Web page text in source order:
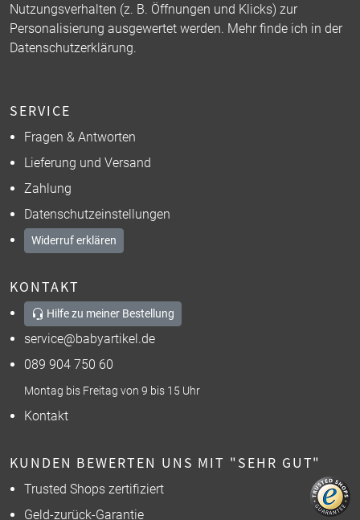
Nutzungsverhalten (z. B. Öffnungen und Klicks) zur
Personalisierung ausgewertet werden. Mehr finde ich in der
Datenschutzerklärung.
SERVICE
Fragen & Antworten
Lieferung und Versand
Zahlung
Datenschutzeinstellungen
Widerruf erklären
KONTAKT
Hilfe zu meiner Bestellung
service@babyartikel.de
089 904 750 60
Montag bis Freitag von 9 bis 15 Uhr
Kontakt
KUNDEN BEWERTEN UNS MIT "SEHR GUT"
Trusted Shops zertifiziert
Geld-zurück-Garantie